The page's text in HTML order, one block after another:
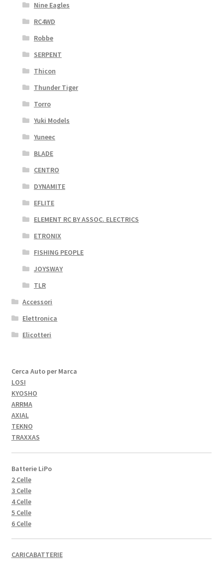
Nine Eagles
RC4WD
Robbe
SERPENT
Thicon
Thunder Tiger
Torro
Yuki Models
Yuneec
BLADE
CENTRO
DYNAMITE
EFLITE
ELEMENT RC BY ASSOC. ELECTRICS
ETRONIX
FISHING PEOPLE
JOYSWAY
TLR
Accessori
Elettronica
Elicotteri
Cerca Auto per Marca
LOSI
KYOSHO
ARRMA
AXIAL
TEKNO
TRAXXAS
Batterie LiPo
2 Celle
3 Celle
4 Celle
5 Celle
6 Celle
CARICABATTERIE